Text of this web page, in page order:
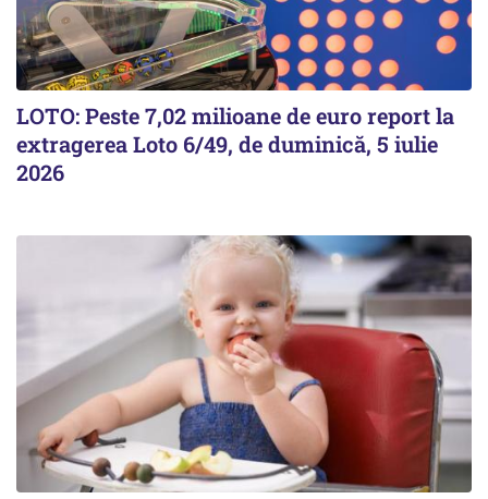
LOTO: Peste 7,02 milioane de euro report la
extragerea Loto 6/49, de duminică, 5 iulie
2026